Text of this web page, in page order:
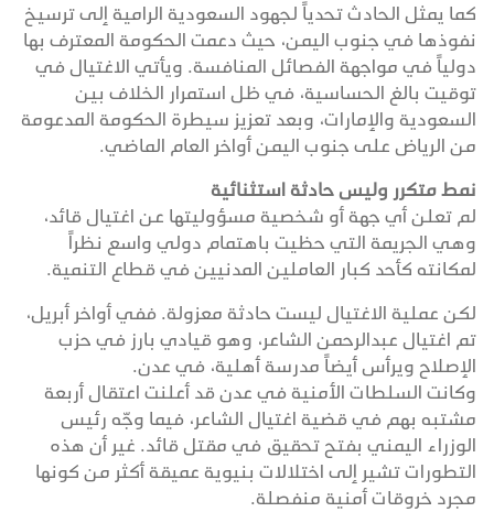
كما يمثل الحادث تحدياً لجهود السعودية الرامية إلى ترسيخ
نفوذها في جنوب اليمن، حيث دعمت الحكومة المعترف بها
دولياً في مواجهة الفصائل المنافسة. ويأتي الاغتيال في
توقيت بالغ الحساسية، في ظل استمرار الخلاف بين
السعودية والإمارات، وبعد تعزيز سيطرة الحكومة المدعومة
من الرياض على جنوب اليمن أواخر العام الماضي.
نمط متكرر وليس حادثة استثنائية
لم تعلن أي جهة أو شخصية مسؤوليتها عن اغتيال قائد،
وهي الجريمة التي حظيت باهتمام دولي واسع نظراً
لمكانته كأحد كبار العاملين المدنيين في قطاع التنمية.
لكن عملية الاغتيال ليست حادثة معزولة. ففي أواخر أبريل،
تم اغتيال عبدالرحمن الشاعر، وهو قيادي بارز في حزب
الإصلاح ويرأس أيضاً مدرسة أهلية، في عدن.
وكانت السلطات الأمنية في عدن قد أعلنت اعتقال أربعة
مشتبه بهم في قضية اغتيال الشاعر، فيما وجّه رئيس
الوزراء اليمني بفتح تحقيق في مقتل قائد. غير أن هذه
التطورات تشير إلى اختلالات بنيوية عميقة أكثر من كونها
مجرد خروقات أمنية منفصلة.